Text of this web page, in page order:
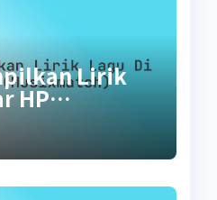
Lirik
HP